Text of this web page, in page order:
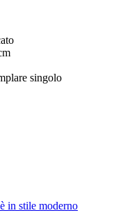
singolo
in stile moderno